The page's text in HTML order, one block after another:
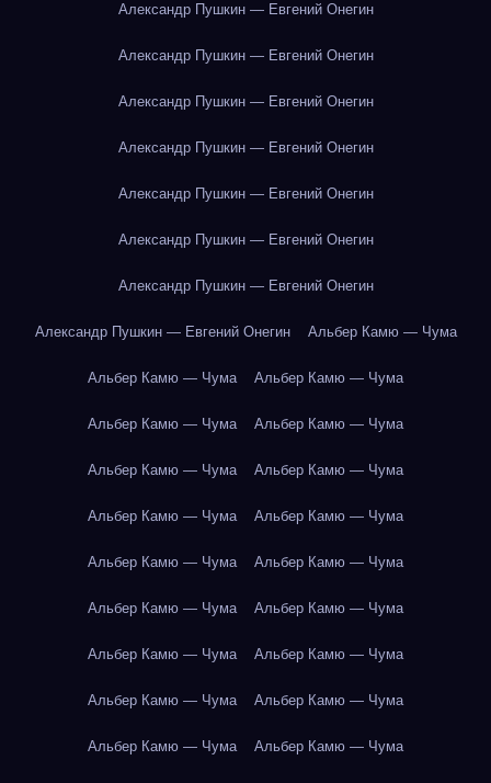
Александр Пушкин — Евгений Онегин
Александр Пушкин — Евгений Онегин
Александр Пушкин — Евгений Онегин
Александр Пушкин — Евгений Онегин
Александр Пушкин — Евгений Онегин
Александр Пушкин — Евгений Онегин
Александр Пушкин — Евгений Онегин
Александр Пушкин — Евгений Онегин Альбер Камю — Чума
Альбер Камю — Чума Альбер Камю — Чума
Альбер Камю — Чума Альбер Камю — Чума
Альбер Камю — Чума Альбер Камю — Чума
Альбер Камю — Чума Альбер Камю — Чума
Альбер Камю — Чума Альбер Камю — Чума
Альбер Камю — Чума Альбер Камю — Чума
Альбер Камю — Чума Альбер Камю — Чума
Альбер Камю — Чума Альбер Камю — Чума
Альбер Камю — Чума Альбер Камю — Чума